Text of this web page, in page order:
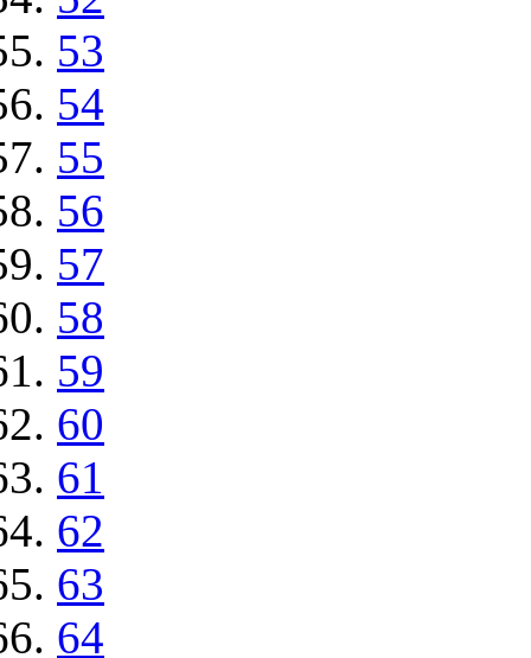
53
54
55
56
57
58
59
60
61
62
63
64